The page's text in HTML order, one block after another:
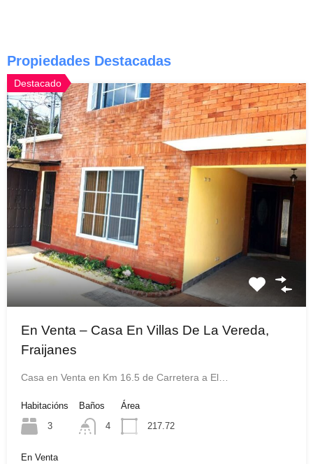
Propiedades Destacadas
Destacado
En Venta – Casa En Villas De La Vereda,
Fraijanes
Casa en Venta en Km 16.5 de Carretera a El…
Habitacións
3
Baños
4
Área
217.72
En Venta